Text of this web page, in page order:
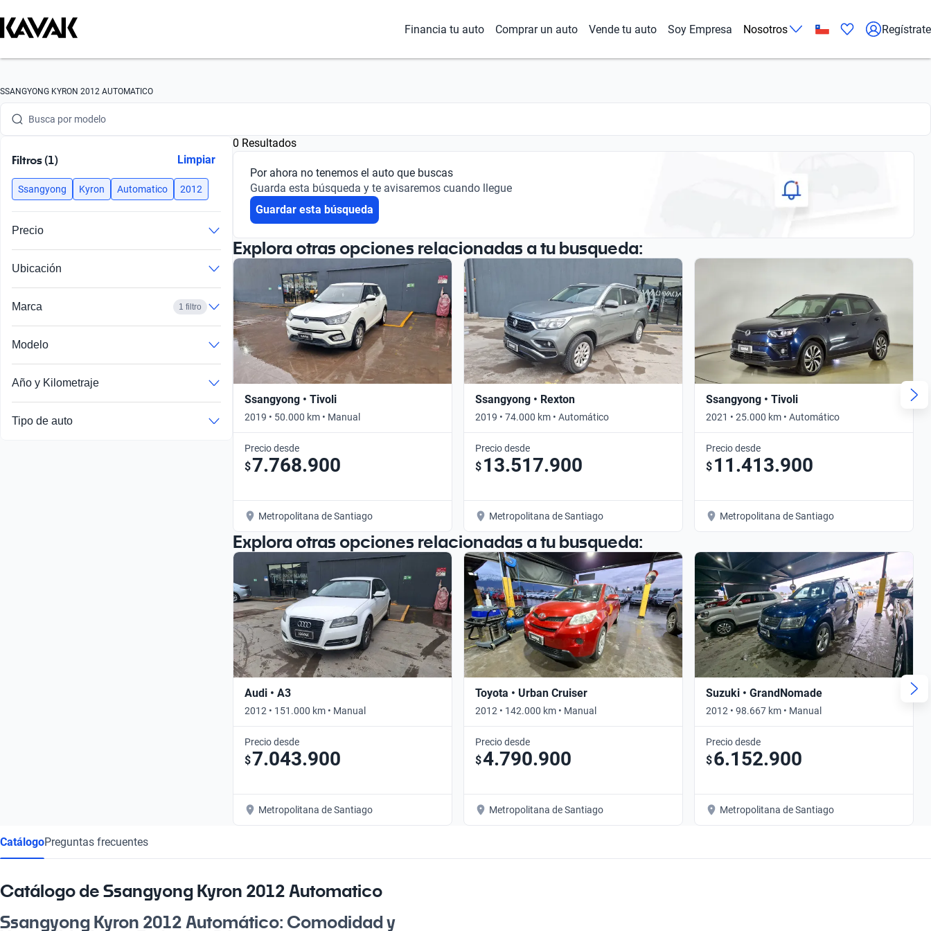
Financia tu auto Comprar un auto Vende tu auto Soy Empresa Nosotros Regístrate
SSANGYONG KYRON 2012 AUTOMATICO
Busca por marca
Busca por modelo
Busca por año
Busca por marca
Busca por versión
Busca por año
Filtros (1) Limpiar
Ssangyong Kyron Automatico 2012
Precio
Ubicación
Marca 1 filtro
Modelo
Año y Kilometraje
Tipo de auto
0 Resultados
Por ahora no tenemos el auto que buscas
Guarda esta búsqueda y te avisaremos cuando llegue
Guardar esta búsqueda
Explora otras opciones relacionadas a tu busqueda:
Ssangyong • Tivoli
2019 • 50.000 km • Manual
Precio desde
$7.768.900
Metropolitana de Santiago
Ssangyong • Rexton
2019 • 74.000 km • Automático
Precio desde
$ 13.517.900
Metropolitana de Santiago
Ssangyong • Tivoli
2021 • 25.000 km • Automático
Precio desde
$ 11.413.900
Metropolitana de Santiago
Explora otras opciones relacionadas a tu busqueda:
Audi • A3
2012 • 151.000 km • Manual
Precio desde
$7.043.900
Metropolitana de Santiago
Toyota • Urban Cruiser
2012 • 142.000 km • Manual
Precio desde
$4.790.900
Metropolitana de Santiago
Suzuki • GrandNomade
2012 • 98.667 km • Manual
Precio desde
$6.152.900
Metropolitana de Santiago
CatálogoPreguntas frecuentes
Catálogo de Ssangyong Kyron 2012 Automatico
Ssangyong Kyron 2012 Automático: Comodidad y